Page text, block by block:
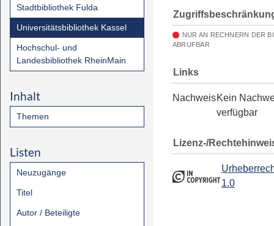
Stadtbibliothek Fulda
Universitätsbibliothek Kassel
Hochschul- und
Landesbibliothek RheinMain
Inhalt
Themen
Listen
Neuzugänge
Titel
Autor / Beteiligte
NUR AN RECHNERN DER
ABRUFBAR
Links
NachweisKein
verfügbar
Lizenz-/
1.0